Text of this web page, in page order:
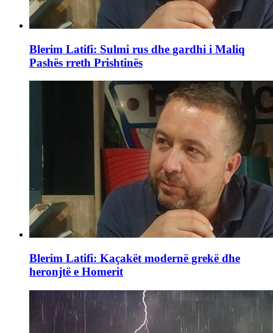
Blerim Latifi: Sulmi rus dhe gardhi i Maliq
Pashës rreth Prishtinës
Blerim Latifi: Kaçakët modernë grekë dhe
heronjtë e Homerit